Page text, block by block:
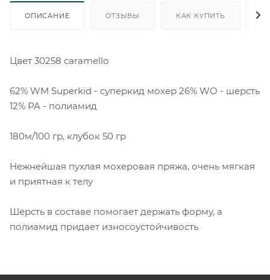
ОПИСАНИЕ ОТЗЫВЫ КАК КУПИТЬ
Цвет 30258 caramello
62% WM Superkid - суперкид мохер 26% WO - шерсть
12% PA - полиамид
180м/100 гр, клубок 50 гр
Нежнейшая пухлая мохеровая пряжа, очень мягкая
и приятная к телу
Шерсть в составе помогает держать форму, а
полиамид придает износоустойчивость